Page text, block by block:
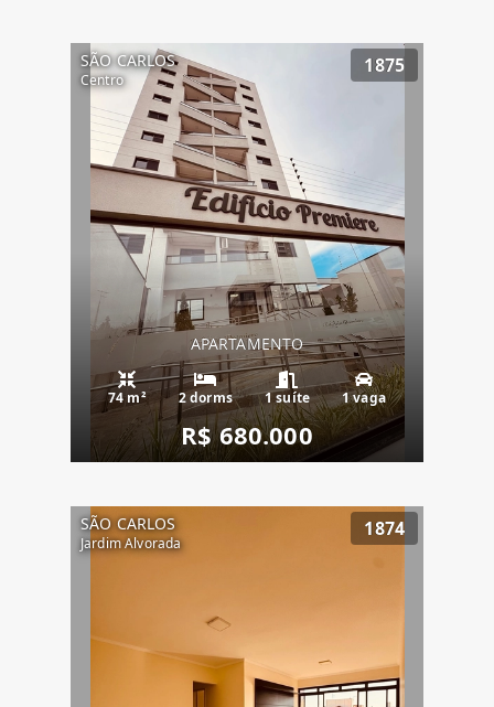
SÃO CARLOS
Centro
1875
APARTAMENTO
74 m² 2 dorms 1 suíte 1 vaga
R$ 680.000
SÃO CARLOS
Jardim Alvorada
1874